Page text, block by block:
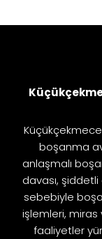
boşanma
anlaşmalı
davası,
sebebiyle
işlemleri, miras
faaliyetler